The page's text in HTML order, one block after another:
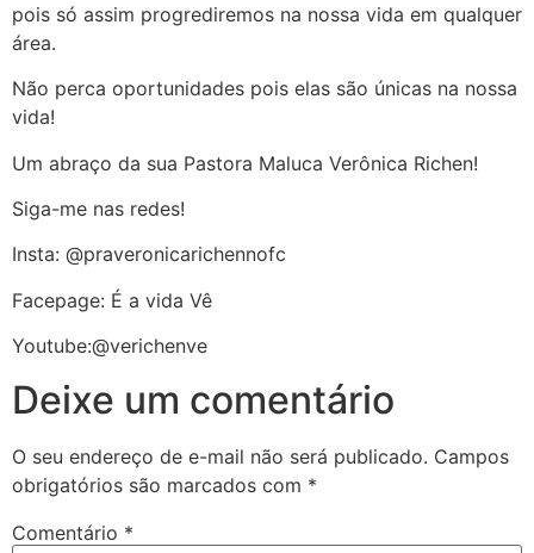
pois só assim progrediremos na nossa vida em qualquer
área.
Não perca oportunidades pois elas são únicas na nossa
vida!
Um abraço da sua Pastora Maluca Verônica Richen!
Siga-me nas redes!
Insta: @praveronicarichennofc
Facepage: É a vida Vê
Youtube:@verichenve
Deixe um comentário
O seu endereço de e-mail não será publicado. Campos
obrigatórios são marcados com *
Comentário *